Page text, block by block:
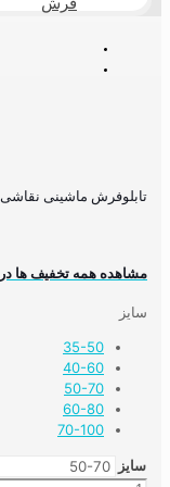
تابلوفرش ماشینی نقاشی
مشاهده همه تخفیف ها در
سایز
35-50
40-60
50-70
60-80
70-100
سایز